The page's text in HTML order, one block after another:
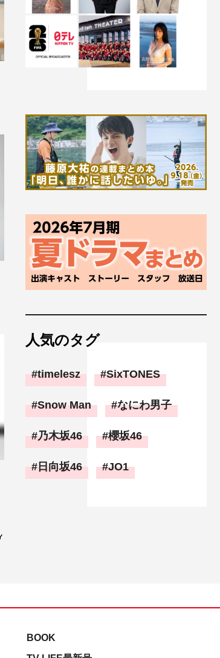
人気のタグ
timelesz SixTONES
Snow Man なにわ男子
乃木坂46 櫻坂46
日向坂46 JO1
BOOK